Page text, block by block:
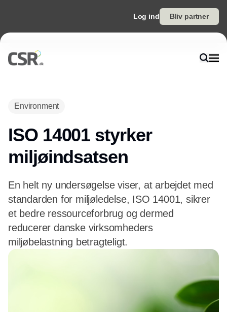
Log ind Bliv partner
Environment
ISO 14001 styrker
miljøindsatsen
En helt ny undersøgelse viser, at arbejdet med
standarden for miljøledelse, ISO 14001, sikrer
et bedre ressourceforbrug og dermed
reducerer danske virksomheders
miljøbelastning betragteligt.